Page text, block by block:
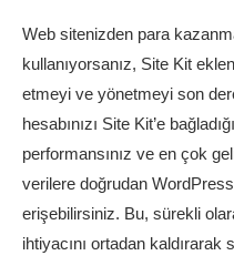
Web sitenizden para
kullanıyorsanız, Site Kit
etmeyi ve yönetmeyi son
hesabınızı Site Kit’e
performansınız ve en çok
verilere doğrudan
erişebilirsiniz. Bu, sürekli
ihtiyacını ortadan kaldırarak